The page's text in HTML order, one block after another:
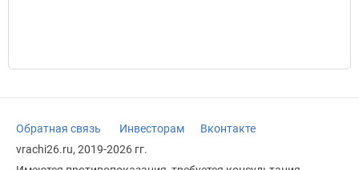
Обратная связь Инвесторам
Вконтакте
vrachi26.ru, 2019-2026 гг.